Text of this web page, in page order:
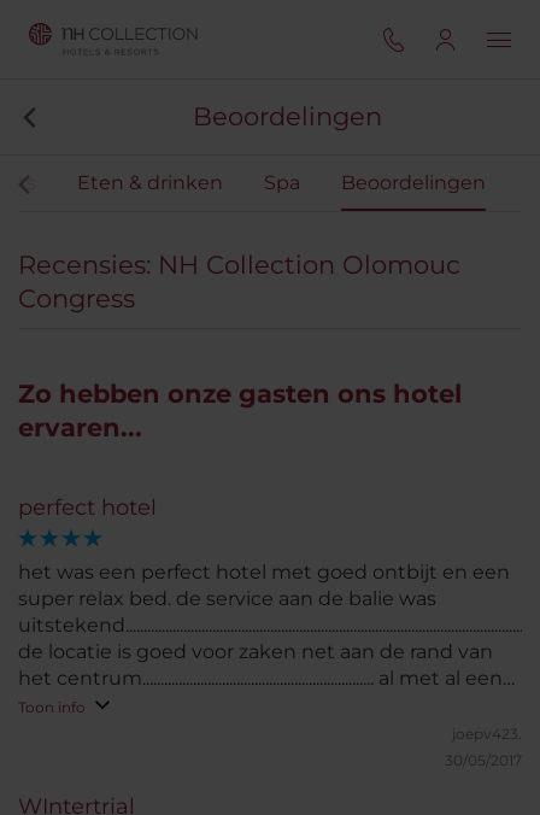
Beoordelingen
Eten & drinken Spa Beoordelingen
Recensies: NH Collection Olomouc
Congress
Zo hebben onze gasten ons hotel
ervaren...
perfect hotel
het was een perfect hotel met goed ontbijt en een
super relax bed. de service aan de balie was
de locatie is goed voor zaken net aan de rand van
het centrum................................................................ al met al een
aanbeveling
waard................................................................................................................
Toon info
joepv423.
30/05/2017
WIntertrial